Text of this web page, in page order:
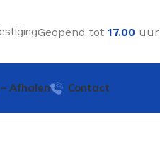
Geopend tot 17.00 uur
Afhalen Contact